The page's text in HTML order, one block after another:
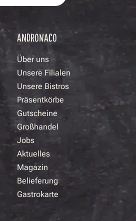
ANDRONACO
Über uns
Unsere Filialen
Unsere Bistros
Präsentkörbe
Gutscheine
Großhandel
Jobs
Aktuelles
Magazin
Belieferung
Gastrokarte